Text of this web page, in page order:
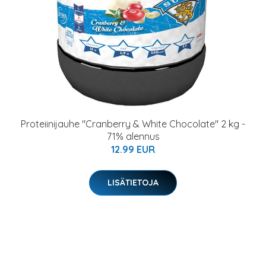
Proteiinijauhe "Cranberry & White Chocolate" 2 kg -
71% alennus
12.99 EUR
LISÄTIETOJA